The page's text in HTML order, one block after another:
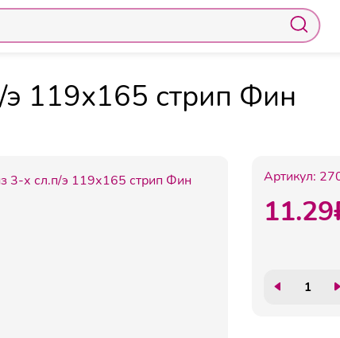
Пакет почтовый из 3-х сл.п/
119х165 стрип Фин
Артикул:
11.29